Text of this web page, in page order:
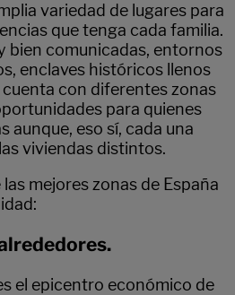
variedad de lugares para
que tenga cada familia.
bien comunicadas, entornos
enclaves históricos llenos
cuenta con diferentes zonas
para quienes
aunque, eso sí, cada una
viviendas distintos.
mejores zonas de España
el epicentro económico de